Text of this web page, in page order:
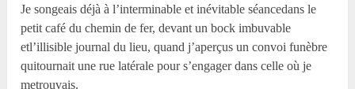
Je songeais déjà à l’interminable et inévitable séancedans le
petit café du chemin de fer, devant un bock imbuvable
etl’illisible journal du lieu, quand j’aperçus un convoi funèbre
quitournait une rue latérale pour s’engager dans celle où je
metrouvais.